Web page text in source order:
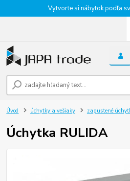
Vytvorte si nábytok podľa
Úvod úchytky a vešiaky zapustené
Úchytka RULIDA